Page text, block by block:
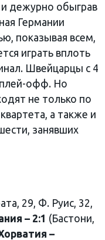
дежурно обыграв
Германии
показывая всем,
играть вплоть
Швейцарцы с 4
плей-офф. Но
не только по
а также и
занявших
29, Ф. Руис, 32,
– 2:1 (Бастони,
–